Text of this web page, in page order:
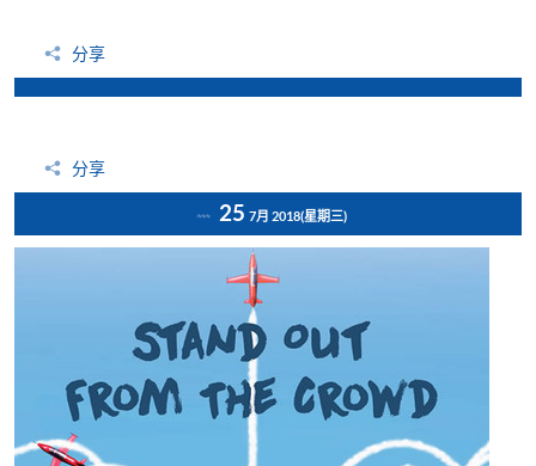
分享
分享
25 7月 2018(星期三)